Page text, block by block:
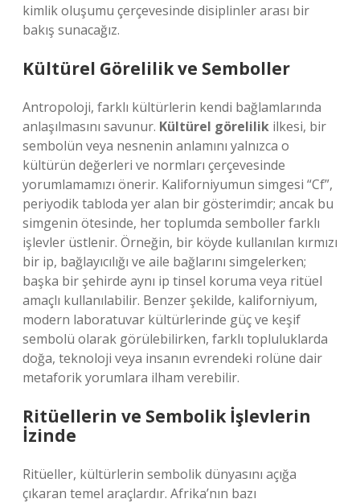
kimlik oluşumu çerçevesinde disiplinler arası bir
bakış sunacağız.
Kültürel Görelilik ve Semboller
Antropoloji, farklı kültürlerin kendi bağlamlarında
anlaşılmasını savunur. Kültürel görelilik ilkesi, bir
sembolün veya nesnenin anlamını yalnızca o
kültürün değerleri ve normları çerçevesinde
yorumlamamızı önerir. Kaliforniyumun simgesi “Cf”,
periyodik tabloda yer alan bir gösterimdir; ancak bu
simgenin ötesinde, her toplumda semboller farklı
işlevler üstlenir. Örneğin, bir köyde kullanılan kırmızı
bir ip, bağlayıcılığı ve aile bağlarını simgelerken;
başka bir şehirde aynı ip tinsel koruma veya ritüel
amaçlı kullanılabilir. Benzer şekilde, kaliforniyum,
modern laboratuvar kültürlerinde güç ve keşif
sembolü olarak görülebilirken, farklı topluluklarda
doğa, teknoloji veya insanın evrendeki rolüne dair
metaforik yorumlara ilham verebilir.
Ritüellerin ve Sembolik İşlevlerin
İzinde
Ritüeller, kültürlerin sembolik dünyasını açığa
çıkaran temel araçlardır. Afrika’nın bazı